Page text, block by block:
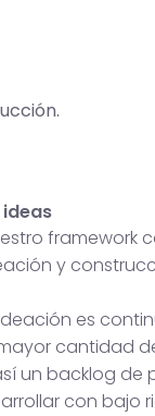
framework
y
es
cantidad
un backlog de
con bajo